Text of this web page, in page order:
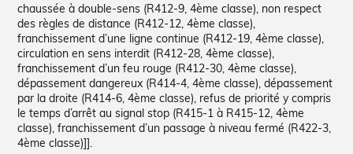
chaussée à double-sens (R412-9, 4ème classe), non respect
des règles de distance (R412-12, 4ème classe),
franchissement d’une ligne continue (R412-19, 4ème classe),
circulation en sens interdit (R412-28, 4ème classe),
franchissement d’un feu rouge (R412-30, 4ème classe),
dépassement dangereux (R414-4, 4ème classe), dépassement
par la droite (R414-6, 4ème classe), refus de priorité y compris
le temps d’arrêt au signal stop (R415-1 à R415-12, 4ème
classe), franchissement d’un passage à niveau fermé (R422-3,
4ème classe)]].